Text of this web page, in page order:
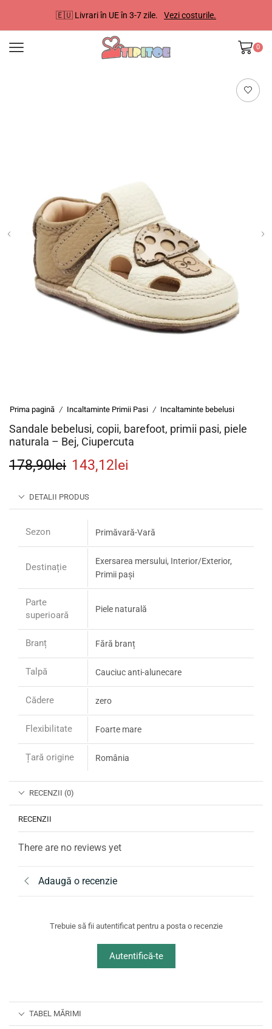
🇪🇺 Livrari în UE în 3-7 zile. Vezi costurile.
0
Prima pagină / Incaltaminte Primii Pasi / Incaltaminte bebelusi
Sandale bebelusi, copii, barefoot, primii pasi, piele
naturala – Bej, Ciupercuta
178,90lei 143,12 lei
DETALII PRODUS
Sezon Primăvară-Vară
Destinație
Exersarea mersului, Interior/Exterior,
Primii pași
Parte
superioară
Piele naturală
Branț Fără branț
Talpă Cauciuc anti-alunecare
Cădere zero
Flexibilitate Foarte mare
Țară origine România
RECENZII (0)
RECENZII
There are no reviews yet
Adaugă o recenzie
Trebuie să fii autentificat pentru a posta o recenzie
Autentifică-te
TABEL MĂRIMI